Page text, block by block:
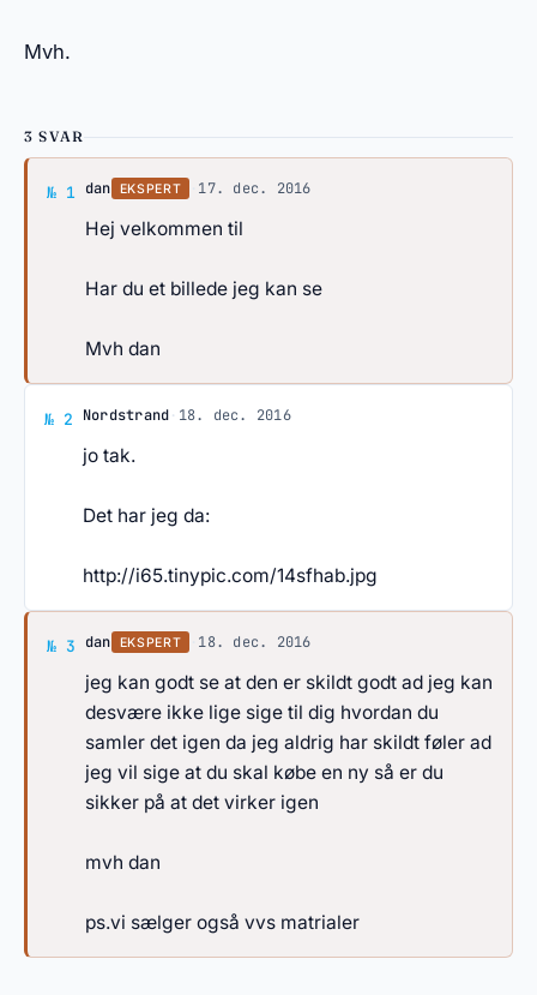
Mvh.
3 SVAR
№ 1 Svar af dan
dan EKSPERT 17. dec. 2016
Hej velkommen til
Har du et billede jeg kan se
Mvh dan
№ 2 Svar af Nordstrand
Nordstrand· 18. dec. 2016
jo tak.
Det har jeg da:
http://i65.tinypic.com/14sfhab.jpg
№ 3 Svar af dan
dan EKSPERT 18. dec. 2016
jeg kan godt se at den er skildt godt ad jeg kan
desvære ikke lige sige til dig hvordan du
samler det igen da jeg aldrig har skildt føler ad
jeg vil sige at du skal købe en ny så er du
sikker på at det virker igen
mvh dan
ps.vi sælger også vvs matrialer